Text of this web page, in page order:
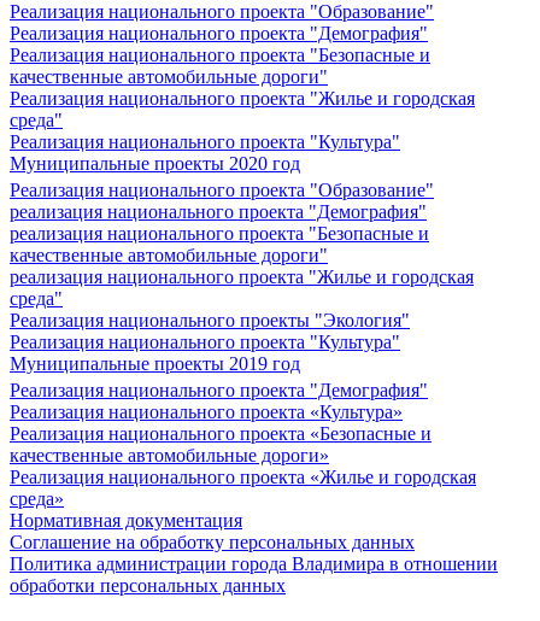
Реализация национального проекта "Образование"
Реализация национального проекта "Демография"
Реализация национального проекта "Безопасные и
качественные автомобильные дороги"
Реализация национального проекта "Жилье и городская
среда"
Реализация национального проекта "Культура"
Муниципальные проекты 2020 год
Реализация национального проекта "Образование"
реализация национального проекта "Демография"
реализация национального проекта "Безопасные и
качественные автомобильные дороги"
реализация национального проекта "Жилье и городская
среда"
Реализация национального проекты "Экология"
Реализация национального проекта "Культура"
Муниципальные проекты 2019 год
Реализация национального проекта "Демография"
Реализация национального проекта «Культура»
Реализация национального проекта «Безопасные и
качественные автомобильные дороги»
Реализация национального проекта «Жилье и городская
среда»
Нормативная документация
Соглашение на обработку персональных данных
Политика администрации города Владимира в отношении
обработки персональных данных